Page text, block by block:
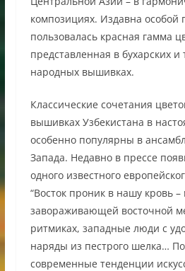
композициях. Издавна особой
пользовалась красная гамма
представленная в бухарских и
народных вышивках.
Классические сочетания
вышивках Узбекистана в
особенно популярны в
Запада. Недавно в прессе
одного известного
“Восток проник в нашу кровь
завораживающей восточной
ритмиках, западные люди с
наряды из пестрого шелка…
современные тенденции